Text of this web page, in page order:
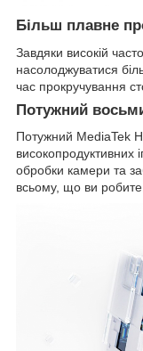
Більш плавне
Завдяки високій
насолоджуватися
час прокручування
Потужний
Потужний MediaTek
високопродуктивних
обробки камери та
всьому, що ви